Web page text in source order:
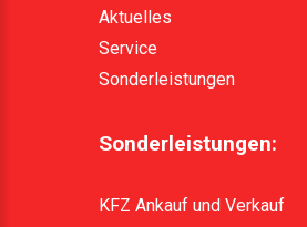
Aktuelles
Service
Sonderleistungen
Sonderleistungen:
KFZ Ankauf und Verkauf